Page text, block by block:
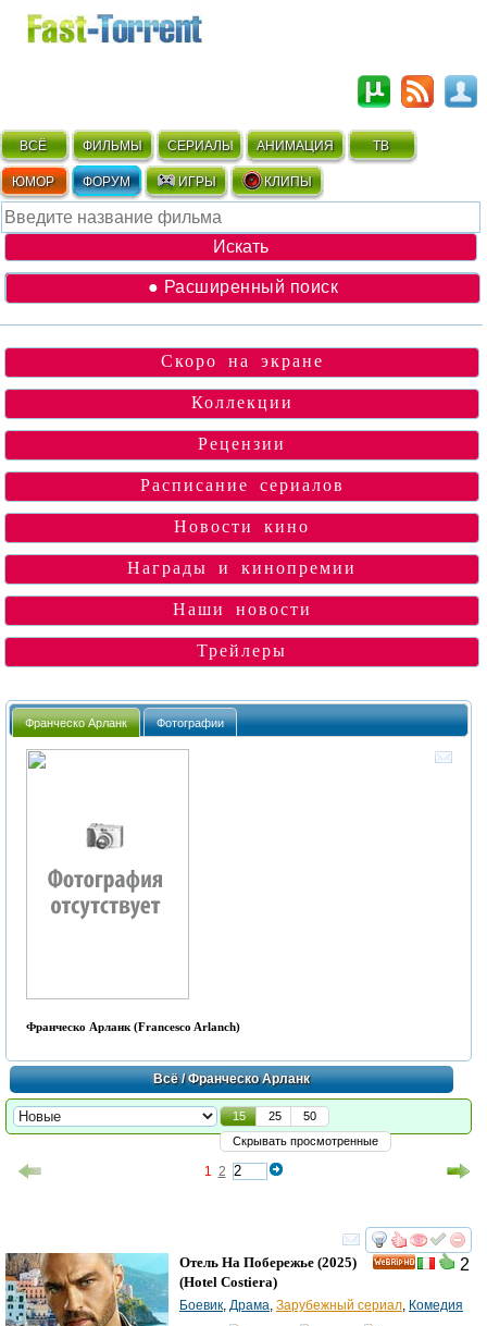
ВСЁ ФИЛЬМЫ СЕРИАЛЫ АНИМАЦИЯ ТВ
ЮМОР ФОРУМ ИГРЫ КЛИПЫ
● Расширенный поиск
Скоро на экране
Коллекции
Рецензии
Расписание сериалов
Новости кино
Награды и кинопремии
Наши новости
Трейлеры
Франческо Арланк Фотографии
Франческо Арланк (Francesco Arlanch)
Всё/ Франческо Арланк
15 25
50
Скрывать просмотренные
1 2
смотреть
2
Отель На Побережье (2025)
(Hotel Costiera)
Боевик Драма Зарубежный сериал Комедия